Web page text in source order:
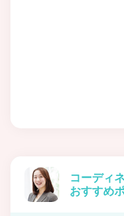
コーディ
おすすめ